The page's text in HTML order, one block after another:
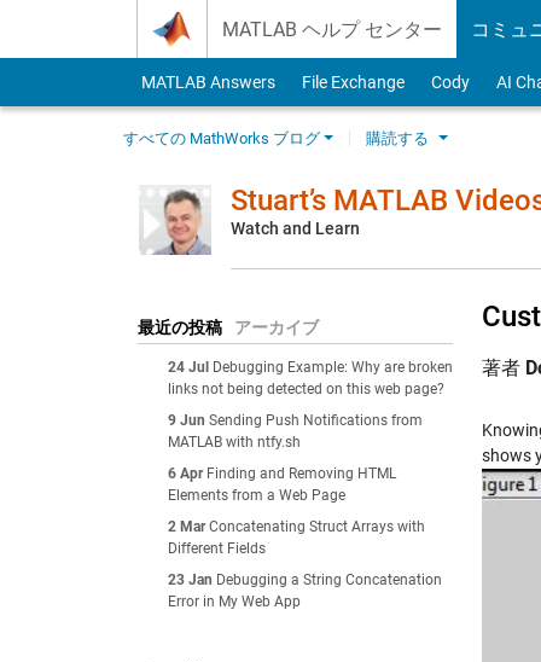
MATLAB ヘルプ センター コミュ
MATLAB Answers File Exchange Cody AI
すべての MathWorks ブログ 購読する
Stuart’s MATLAB
Watch and Learn
最近の投稿 アーカイブ
24 Jul
Debugging Example: Why are broken
links not being detected on this web page?
9 Jun Sending Push Notifications from
MATLAB with ntfy.sh
6 Apr Finding and Removing HTML
Elements from a Web Page
2 Mar Concatenating Struct Arrays with
Different Fields
23 Jan Debugging a String Concatenation
Error in My Web App
著者
shows